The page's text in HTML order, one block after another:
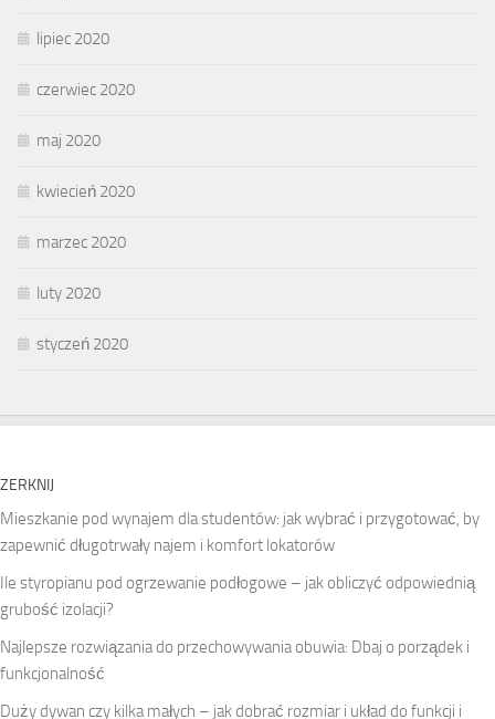
lipiec 2020
czerwiec 2020
maj 2020
kwiecień 2020
marzec 2020
luty 2020
styczeń 2020
ZERKNIJ
Mieszkanie pod wynajem dla studentów: jak wybrać i przygotować, by
zapewnić długotrwały najem i komfort lokatorów
Ile styropianu pod ogrzewanie podłogowe – jak obliczyć odpowiednią
grubość izolacji?
Najlepsze rozwiązania do przechowywania obuwia: Dbaj o porządek i
funkcjonalność
Duży dywan czy kilka małych – jak dobrać rozmiar i układ do funkcji i